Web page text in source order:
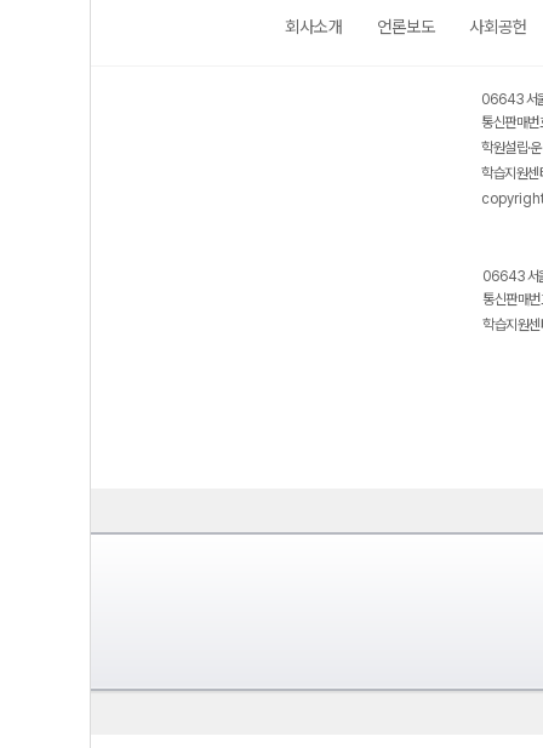
회사소개 언론보도 사회공헌
06643 서
통신판매
학원설립·
학습지원
06643 서
통신판매
학습지원